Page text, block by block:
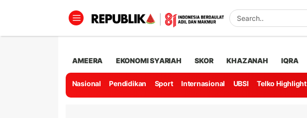
AMEERA EKONOMI SYARIAH SKOR KHAZANAH IQRA
Nasional Pendidikan Sport Internasional UBSI Telko Highlight